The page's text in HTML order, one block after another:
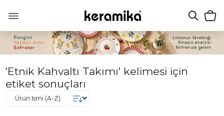
'Etnik Kahvaltı Takımı' kelimesi için
etiket sonuçları